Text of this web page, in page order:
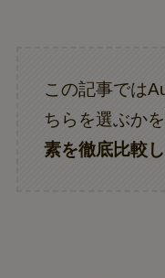
この記事では
ちらを選ぶか
素を徹底比較し